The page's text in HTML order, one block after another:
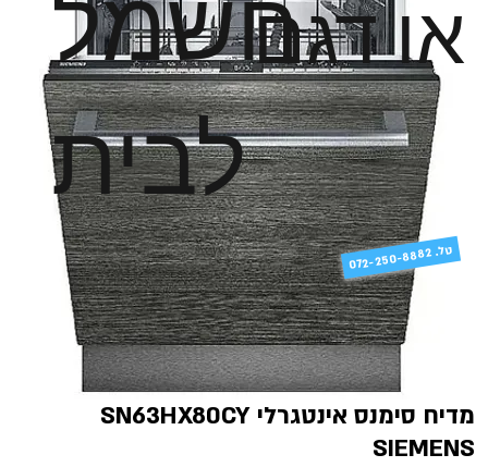
או דגם
לבית
מדיח סימנס אינטגרלי SN63HX80CY
SIEMENS
072-250-8882 .טל